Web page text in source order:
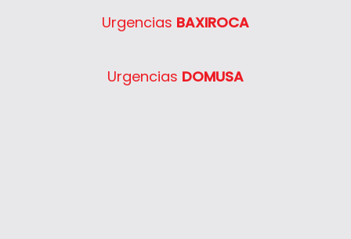
Urgencias BAXIROCA
Urgencias DOMUSA